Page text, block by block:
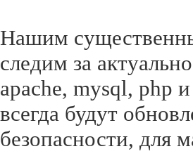
Нашим
следим за
apache, mysql, php
всегда будут
безопасности, для